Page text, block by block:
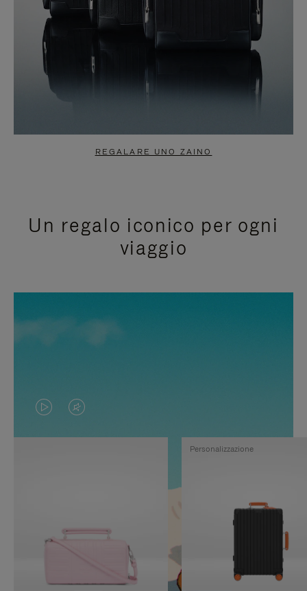
REGALARE UNO ZAINO
Un regalo iconico per ogni
viaggio
IL
VIDEO
PAUSA,
PREMERE
IL
VIDEO
SILENZIATO,
ATTIVARE
Personalizzazione